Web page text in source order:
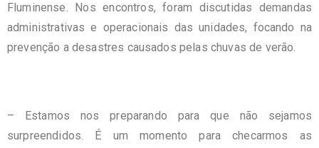
Fluminense. Nos encontros, foram discutidas demandas
administrativas e operacionais das unidades, focando na
prevenção a desastres causados pelas chuvas de verão.
– Estamos nos preparando para que não sejamos
surpreendidos. É um momento para checarmos as